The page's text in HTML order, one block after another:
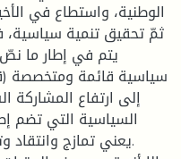
الوطنية، واستطاع في
ثمّ تحقيق تنمية
يتم في إطار ما
سياسية قائمة ومتخصصة
إلى ارتفاع المشاركة
السياسية التي تضم
يعني تمازج وانتقاد